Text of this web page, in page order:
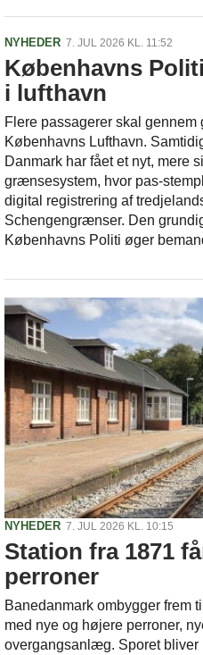
NYHEDER 7. JUL 2026 KL. 11:52
Københavns
i lufthavn
Flere passagerer skal
Københavns Lufthavn.
Danmark har fået et nyt, mere
grænsesystem, hvor pas-
digital registrering af
Schengengrænser. Den
Københavns Politi øger
NYHEDER 7. JUL 2026 KL. 10:15
Station fra 1871
perroner
Banedanmark ombygger frem
med nye og højere perroner,
overgangsanlæg. Sporet bliver